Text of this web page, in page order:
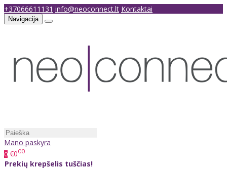
+37066611131 info@neoconnect.lt Kontaktai
Navigacija
Mano paskyra
0 €000
Prekių krepšelis tuščias!